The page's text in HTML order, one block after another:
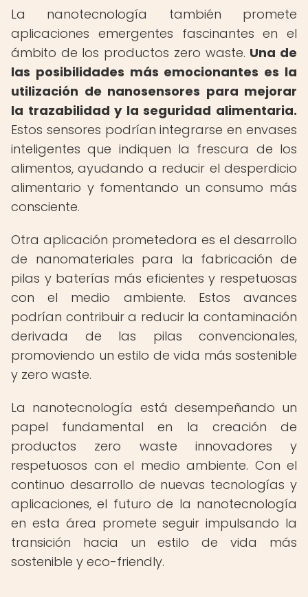
La nanotecnología también promete
aplicaciones emergentes fascinantes en el
ámbito de los productos zero waste. Una de
las posibilidades más emocionantes es la
utilización de nanosensores para mejorar
la trazabilidad y la seguridad alimentaria.
Estos sensores podrían integrarse en envases
inteligentes que indiquen la frescura de los
alimentos, ayudando a reducir el desperdicio
alimentario y fomentando un consumo más
consciente.
Otra aplicación prometedora es el desarrollo
de nanomateriales para la fabricación de
pilas y baterías más eficientes y respetuosas
con el medio ambiente. Estos avances
podrían contribuir a reducir la contaminación
derivada de las pilas convencionales,
promoviendo un estilo de vida más sostenible
y zero waste.
La nanotecnología está desempeñando un
papel fundamental en la creación de
productos zero waste innovadores y
respetuosos con el medio ambiente. Con el
continuo desarrollo de nuevas tecnologías y
aplicaciones, el futuro de la nanotecnología
en esta área promete seguir impulsando la
transición hacia un estilo de vida más
sostenible y eco-friendly.